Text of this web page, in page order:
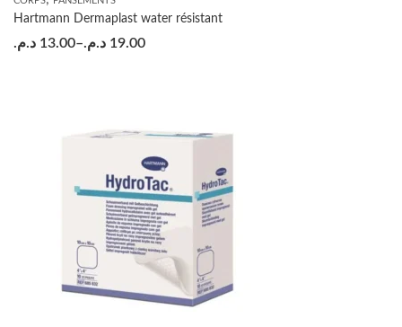
Hartmann Dermaplast water résistant
13.00 د.م. – 19.00 د.م.